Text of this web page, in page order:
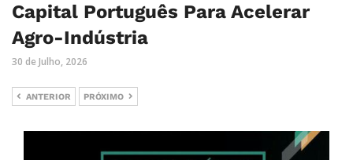
Capital Português Para Acelerar
Agro-Indústria
30 de Julho, 2026
ANTERIOR PRÓXIMO